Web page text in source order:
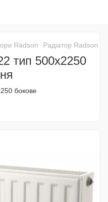
Radson Радіатор Radson
тип 500х2250
бокове